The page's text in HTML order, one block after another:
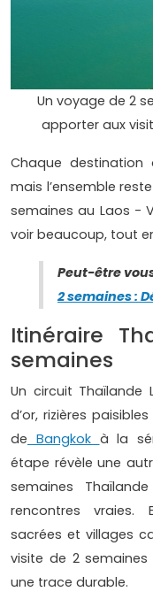
Un voyage de 2
apporter aux
Chaque
mais l’ensemble
semaines au Laos -
voir beaucoup, tout
Peut-être
2 semaines :
Itinéraire
semaines
Un circuit Thaïlande
d’or, rizières
de Bangkok à la
étape révèle une
semaines
rencontres vraies.
sacrées et villages
visite de 2
une trace durable.